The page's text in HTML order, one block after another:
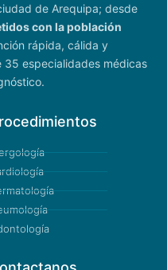
de Arequipa; desde
con la población
rápida, cálida y
35 especialidades médicas